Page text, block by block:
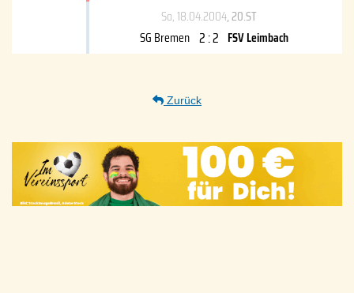
So, 18.04.2004, 20.ST
SG Bremen 2 : 2 FSV Leimbach
Zurück